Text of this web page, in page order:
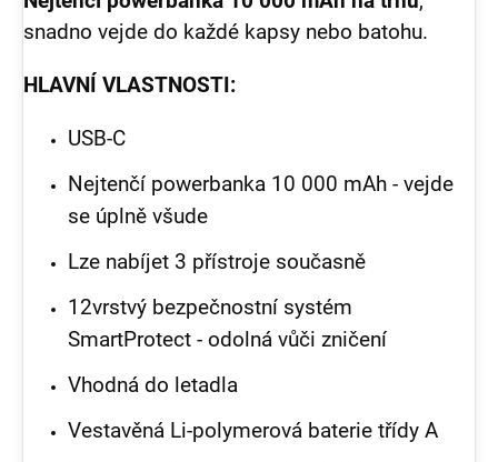
snadno vejde do každé kapsy nebo batohu.
HLAVNÍ VLASTNOSTI:
USB-C
Nejtenčí powerbanka 10 000 mAh - vejde
se úplně všude
Lze nabíjet 3 přístroje současně
12vrstvý bezpečnostní systém
SmartProtect - odolná vůči zničení
Vhodná do letadla
Vestavěná Li-polymerová baterie třídy A